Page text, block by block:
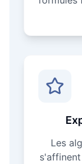
Les